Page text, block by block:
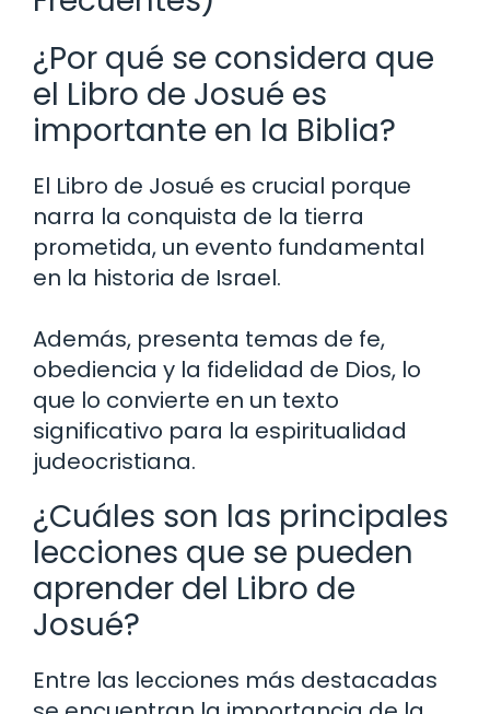
¿Por qué se considera que
el Libro de Josué es
importante en la Biblia?
El Libro de Josué es crucial porque
narra la conquista de la tierra
prometida, un evento fundamental
en la historia de Israel.
Además, presenta temas de fe,
obediencia y la fidelidad de Dios, lo
que lo convierte en un texto
significativo para la espiritualidad
judeocristiana.
¿Cuáles son las principales
lecciones que se pueden
aprender del Libro de
Josué?
Entre las lecciones más destacadas